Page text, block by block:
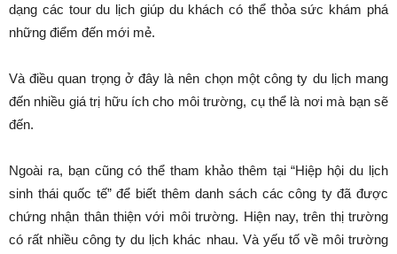
dạng các tour du lịch giúp du khách có thể thỏa sức khám phá
những điểm đến mới mẻ.
Và điều quan trọng ở đây là nên chọn một công ty du lịch mang
đến nhiều giá trị hữu ích cho môi trường, cụ thể là nơi mà bạn sẽ
đến.
Ngoài ra, bạn cũng có thể tham khảo thêm tại “Hiệp hội du lịch
sinh thái quốc tế” để biết thêm danh sách các công ty đã được
chứng nhận thân thiện với môi trường. Hiện nay, trên thị trường
có rất nhiều công ty du lịch khác nhau. Và yếu tố về môi trường